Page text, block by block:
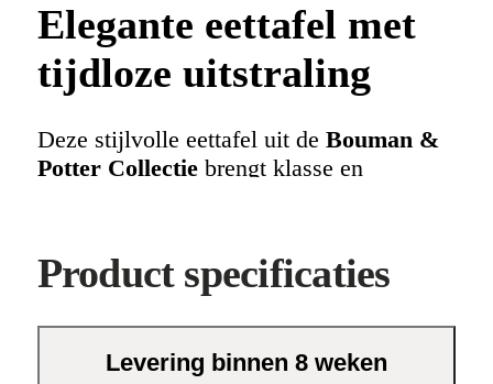
Elegante eettafel met
tijdloze uitstraling
Deze stijlvolle eettafel uit de Bouman &
Potter Collectiebrengt klasse en
moeiteloos in diverse woonstijlen, van
minimalistisch tot klassiek. Geniet van
avonden met vrienden.
Product specificaties
Levering binnen 8 weken